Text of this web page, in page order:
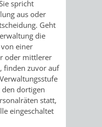
spricht
aus oder
Geht
die
einer
oder mittlerer
finden zuvor auf
den dortigen
statt,
eingeschaltet